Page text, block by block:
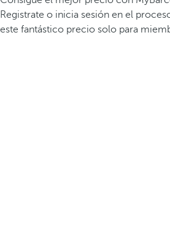
Registrate o inicia sesión en el
este fantástico precio solo para